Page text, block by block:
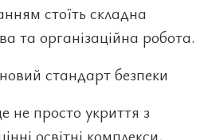
стоїть складна
та організаційна робота.
стандарт безпеки
не просто укриття з
освітні комплекси,